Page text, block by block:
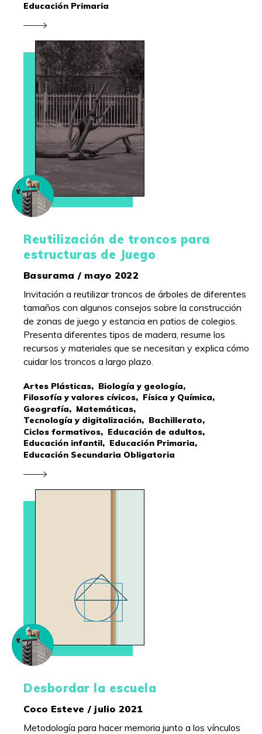
Educación Primaria
Reutilización de troncos para
estructuras de Juego
Basurama / mayo 2022
Invitación a reutilizar troncos de árboles de diferentes
tamaños con algunos consejos sobre la construcción
de zonas de juego y estancia en patios de colegios.
Presenta diferentes tipos de madera, resume los
recursos y materiales que se necesitan y explica cómo
cuidar los troncos a largo plazo.
Artes Plásticas, Biología y geología,
Filosofía y valores cívicos, Física y Química,
Geografía, Matemáticas,
Tecnología y digitalización, Bachillerato,
Ciclos formativos, Educación de adultos,
Educación infantil, Educación Primaria,
Educación Secundaria Obligatoria
Desbordar la escuela
Coco Esteve / julio 2021
Metodología para hacer memoria junto a los vínculos